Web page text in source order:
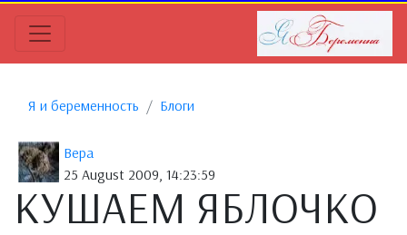
Я и беременность Блоги
Вера
25 August 2009, 14:23:59
КУШАЕМ ЯБЛОЧКО